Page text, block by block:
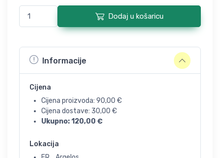
Dodaj u košaricu
Informacije
Cijena
Cijena proizvoda: 90,00 €
Cijena dostave: 30,00 €
Ukupno:120,00 €
Lokacija